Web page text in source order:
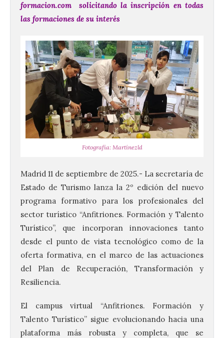
formacion.com solicitando la inscripción en todas
las formaciones de su interés
Fotografía: Martínezld
Madrid 11 de septiembre de 2025.- La secretaría de
Estado de Turismo lanza la 2º edición del nuevo
programa formativo para los profesionales del
sector turístico “Anfitriones. Formación y Talento
Turístico”, que incorporan innovaciones tanto
desde el punto de vista tecnológico como de la
oferta formativa, en el marco de las actuaciones
del Plan de Recuperación, Transformación y
Resiliencia.
El campus virtual “Anfitriones. Formación y
Talento Turístico” sigue evolucionando hacia una
plataforma más robusta y completa, que se